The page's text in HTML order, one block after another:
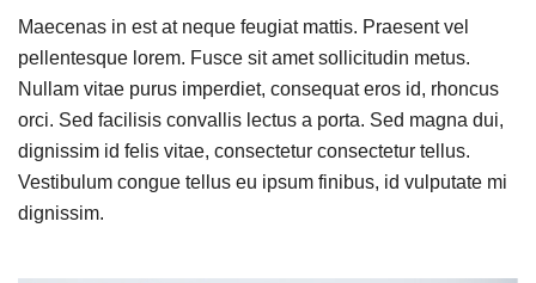
Maecenas in est at neque feugiat mattis. Praesent vel
pellentesque lorem. Fusce sit amet sollicitudin metus.
Nullam vitae purus imperdiet, consequat eros id, rhoncus
orci. Sed facilisis convallis lectus a porta. Sed magna dui,
dignissim id felis vitae, consectetur consectetur tellus.
Vestibulum congue tellus eu ipsum finibus, id vulputate mi
dignissim.